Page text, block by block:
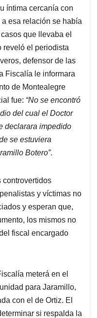
íntima cercanía con
esa relación se había
que llevaba el
reveló el periodista
defensor de las
Fiscalía le informara
de Montealegre
fue: “No se encontró
del cual el Doctor
declarara impedido
se estuviera
Botero”.
controvertidos
y víctimas no
y esperan que,
los mismos no
fiscal encargado
meterá en el
para Jaramillo,
con el de Ortiz. El
si respalda la